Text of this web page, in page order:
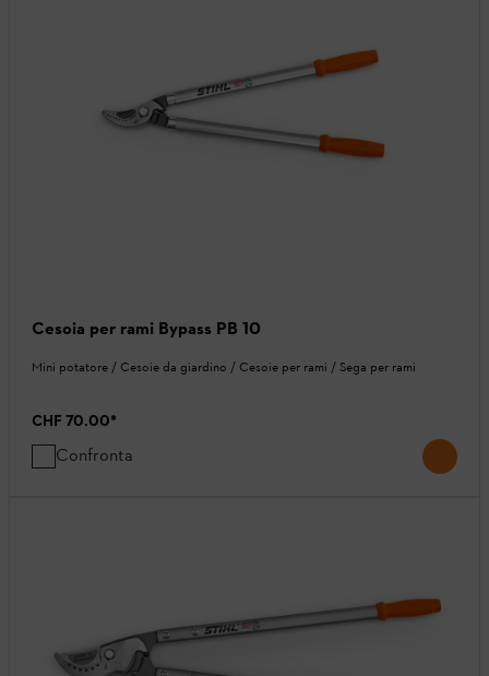
Cesoia per rami Bypass PB 10
Mini potatore / Cesoie da giardino / Cesoie per rami / Sega per rami
CHF 70.00*
Confronta